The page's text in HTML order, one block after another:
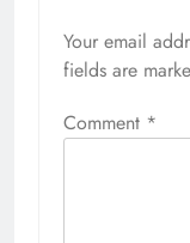
Your email
fields are
Comment *